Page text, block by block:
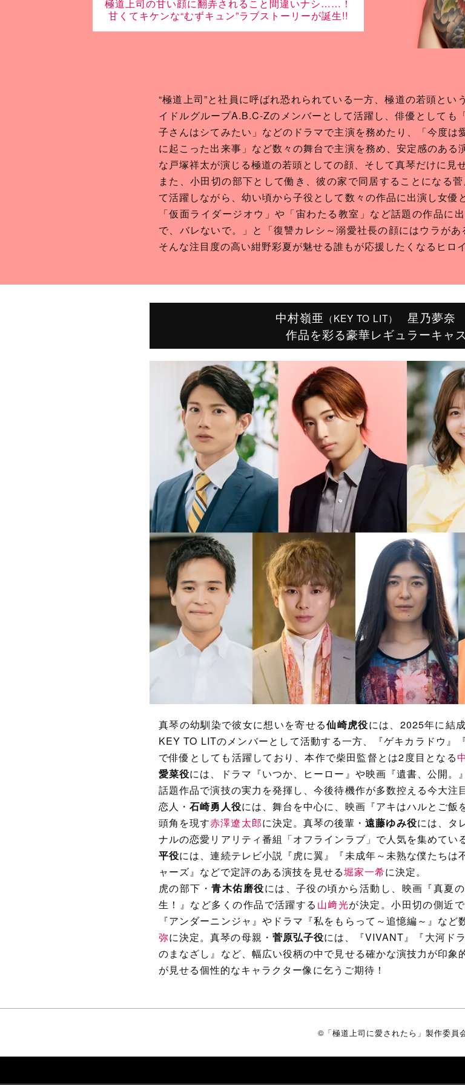
極道上司の甘い顔に翻弄されること間違いナシ……！
甘くてキケンな“むずキュン”ラブストーリーが誕生!!
“極道上司”と社員に呼ばれ恐れられている一方、極道の若頭と
イドルグループA.B.C-Zのメンバーとして活躍し、俳優としても
子さんはシてみたい」などのドラマで主演を務めたり、「今度は
に起こった出来事」など数々の舞台で主演を務め、安定感のある
な戸塚祥太が演じる極道の若頭としての顔、そして真琴だけに見
また、小田切の部下として働き、彼の家で同居することになる
て活躍しながら、幼い頃から子役として数々の作品に出演し女優
「仮面ライダージオウ」や「宙わたる教室」など話題の作品に
で、バレないで。」と「復讐カレシ～溺愛社長の顔にはウラがあ
そんな注目度の高い紺野彩夏が魅せる誰もが応援したくなるヒロ
中村嶺亜 （KEY TO LIT） 星乃夢奈
作品を彩る豪華レギュラーキャ
真琴の幼馴染で彼女に想いを寄せる仙崎虎役には、2025年に結
KEY TO LITのメンバーとして活動する一方、『ゲキカラドウ』
で俳優としても活躍しており、本作で柴田監督とは2度目となる
愛菜役には、ドラマ『いつか、ヒーロー』や映画『遺書、公開
話題作品で演技の実力を発揮し、今後待機作が多数控える今大注
恋人・石崎勇人役には、舞台を中心に、映画『アキはハルとご
頭角を現す赤澤遼太郎に決定。真琴の後輩・遠藤ゆみ役には、タ
ナルの恋愛リアリティ番組「オフラインラブ」で人気を集めてい
平役には、連続テレビ小説『虎に翼』『未成年～未熟な僕たち
ャーズ』などで定評のある演技を見せる堀家一希に決定。
虎の部下・青木佑磨役には、子役の頃から活動し、映画『真夏
生！』など多くの作品で活躍する 山﨑光が決定。小田切の側近
『アンダーニンジャ』やドラマ『私をもらって～追憶編～』な
弥に決定。真琴の母親・ 菅原弘子役には、『VIVANT』『大河ド
のまなざし』など、幅広い役柄の中で見せる確かな演技力が印象
が見せる個性的なキャラクター像に乞うご期待！
©「極道上司に愛されたら」製作委員